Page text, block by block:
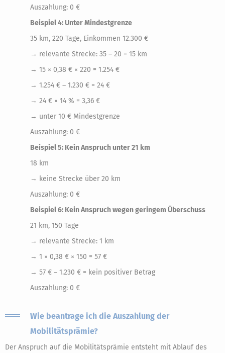
Auszahlung: 0 €
Beispiel 4: Unter Mindestgrenze
35 km, 220 Tage, Einkommen 12.300 €
→ relevante Strecke: 35 – 20 = 15 km
→ 15 × 0,38 € × 220 = 1.254 €
→ 1.254 € – 1.230 € = 24 €
→ 24 € × 14 % = 3,36 €
→ unter 10 € Mindestgrenze
Auszahlung: 0 €
Beispiel 5: Kein Anspruch unter 21 km
18 km
→ keine Strecke über 20 km
Auszahlung: 0 €
Beispiel 6: Kein Anspruch wegen geringem Überschuss
21 km, 150 Tage
→ relevante Strecke: 1 km
→ 1 × 0,38 € × 150 = 57 €
→ 57 € – 1.230 € = kein positiver Betrag
Auszahlung: 0 €
Wie beantrage ich die Auszahlung der
Mobilitätsprämie?
Der Anspruch auf die Mobilitätsprämie entsteht mit Ablauf des